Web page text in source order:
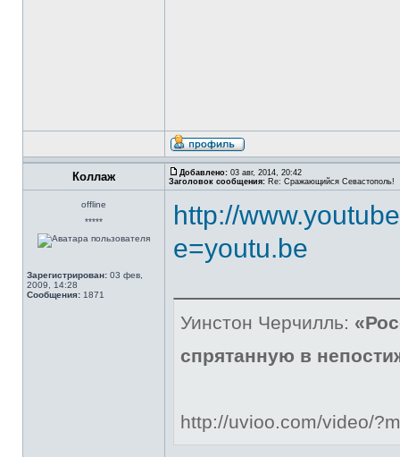
Коллаж Добавлено: 03 авг, 2014, 20:42
Заголовок сообщения: Re: Сражающийся Севастополь!
offline
*****
Зарегистрирован: 03 фев,
2009, 14:28
Сообщения: 1871
http://
e=youtu.be
Уинстон Черчилль:
спрятанную в
http://uvioo.com/video/